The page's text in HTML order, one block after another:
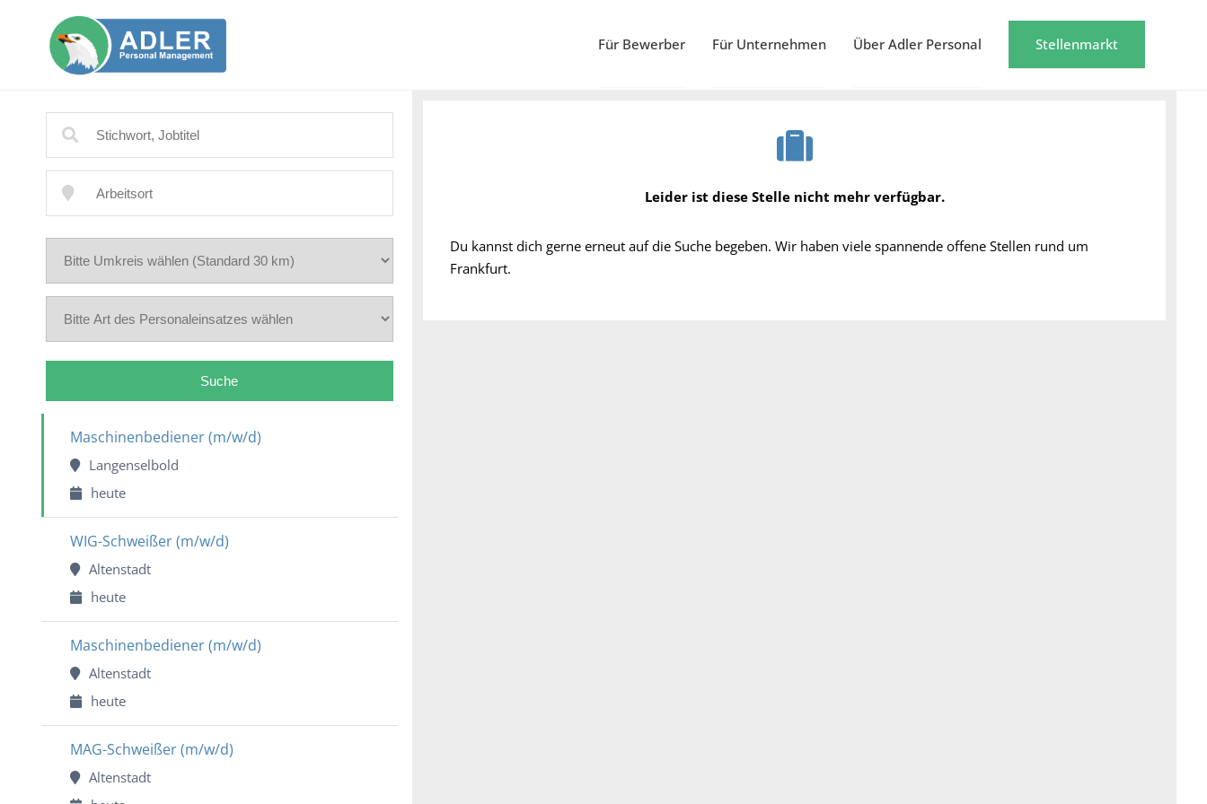
Für Bewerber Für Unternehmen Über Adler Personal Stellenmarkt
Maschinenbediener (m/w/d)
Langenselbold
heute
WIG-Schweißer (m/w/d)
Altenstadt
heute
Maschinenbediener (m/w/d)
Altenstadt
heute
MAG-Schweißer (m/w/d)
Altenstadt
Leider ist diese Stelle nicht mehr verfügbar.
Du kannst dich gerne erneut auf die Suche begeben. Wir haben viele spannende offene Stellen rund um
Frankfurt.